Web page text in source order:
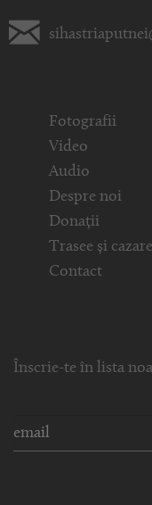
Fotografii
Video
Audio
Despre noi
Donații
Trasee și cazare
Contact
Înscrie-te în lista